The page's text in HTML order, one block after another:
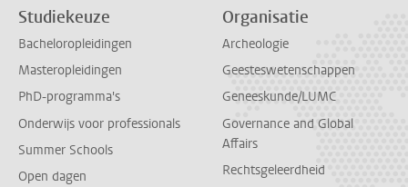
Studiekeuze
Bacheloropleidingen
Masteropleidingen
PhD-programma's
Onderwijs voor professionals
Summer Schools
Open dagen
Organisatie
Archeologie
Geesteswetenschappen
Geneeskunde/LUMC
Governance and Global
Affairs
Rechtsgeleerdheid